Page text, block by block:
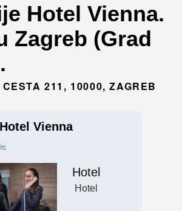
Hotel Vienna.
Zagreb (Grad
211, 10000, ZAGREB
Hotel Vienna
Hotel
Hotel